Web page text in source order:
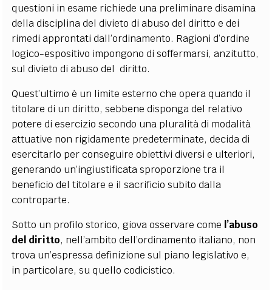
questioni in esame richiede una preliminare disamina
della disciplina del divieto di abuso del diritto e dei
rimedi approntati dall’ordinamento. Ragioni d’ordine
logico-espositivo impongono di soffermarsi, anzitutto,
sul divieto di abuso del diritto.
Quest’ultimo è un limite esterno che opera quando il
titolare di un diritto, sebbene disponga del relativo
potere di esercizio secondo una pluralità di modalità
attuative non rigidamente predeterminate, decida di
esercitarlo per conseguire obiettivi diversi e ulteriori,
generando un’ingiustificata sproporzione tra il
beneficio del titolare e il sacrificio subito dalla
controparte.
Sotto un profilo storico, giova osservare come l’abuso
del diritto, nell’ambito dell’ordinamento italiano, non
trova un’espressa definizione sul piano legislativo e,
in particolare, su quello codicistico.